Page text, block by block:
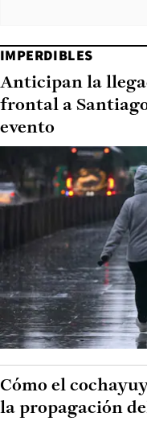
IMPERDIBLES
Anticipan la
frontal a
evento
Cómo el
la propagación